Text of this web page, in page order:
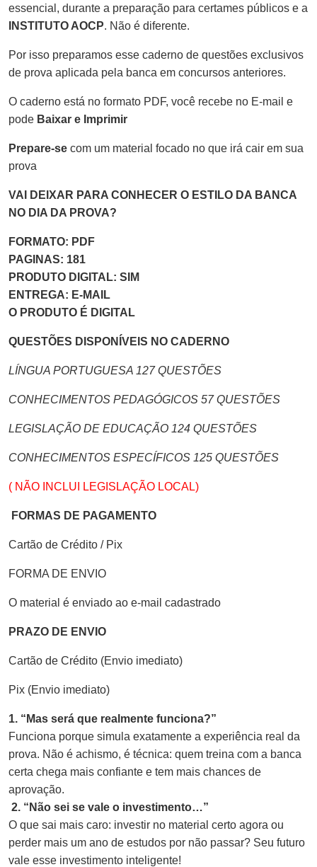
essencial, durante a preparação para certames públicos e a
INSTITUTO AOCP. Não é diferente.
Por isso preparamos esse caderno de questões exclusivos
de prova aplicada pela banca em concursos anteriores.
O caderno está no formato PDF, você recebe no E-mail e
pode Baixar e Imprimir
Prepare-se com um material focado no que irá cair em sua
prova
VAI DEIXAR PARA CONHECER O ESTILO DA BANCA
NO DIA DA PROVA?
FORMATO: PDF
PAGINAS: 181
PRODUTO DIGITAL: SIM
ENTREGA: E-MAIL
O PRODUTO É DIGITAL
QUESTÕES DISPONÍVEIS NO CADERNO
LÍNGUA PORTUGUESA 127 QUESTÕES
CONHECIMENTOS PEDAGÓGICOS 57 QUESTÕES
LEGISLAÇÃO DE EDUCAÇÃO 124 QUESTÕES
CONHECIMENTOS ESPECÍFICOS 125 QUESTÕES
( NÃO INCLUI LEGISLAÇÃO LOCAL)
FORMAS DE PAGAMENTO
Cartão de Crédito / Pix
FORMA DE ENVIO
O material é enviado ao e-mail cadastrado
PRAZO DE ENVIO
Cartão de Crédito (Envio imediato)
Pix (Envio imediato)
1. “Mas será que realmente funciona?”
Funciona porque simula exatamente a experiência real da
prova. Não é achismo, é técnica: quem treina com a banca
certa chega mais confiante e tem mais chances de
aprovação.
2. “Não sei se vale o investimento…”
O que sai mais caro: investir no material certo agora ou
perder mais um ano de estudos por não passar? Seu futuro
vale esse investimento inteligente!